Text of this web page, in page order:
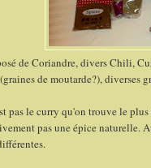
de Coriandre, divers Chili,
de moutarde?), diverses
pas le curry qu'on trouve le
pas une épice naturelle.